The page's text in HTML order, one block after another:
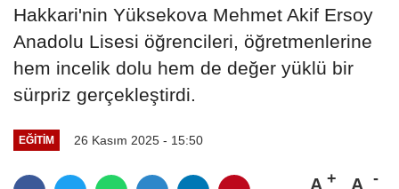
Hakkari'nin Yüksekova Mehmet Akif Ersoy
Anadolu Lisesi öğrencileri, öğretmenlerine
hem incelik dolu hem de değer yüklü bir
sürpriz gerçekleştirdi.
EĞITIM 26 Kasım 2025 - 15:50
A A